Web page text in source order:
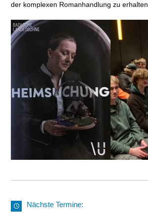
der komplexen Romanhandlung zu erhalten.
Nächste Termine: